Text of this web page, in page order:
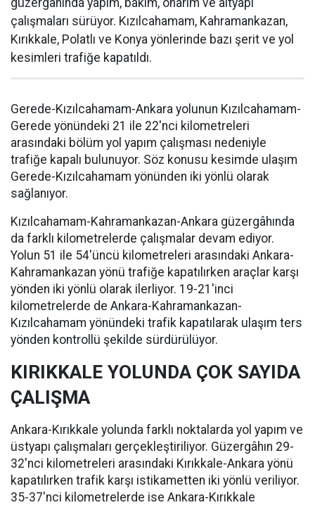
güzergâhında yapım, bakım, onarım ve altyapı
çalışmaları sürüyor. Kızılcahamam, Kahramankazan,
Kırıkkale, Polatlı ve Konya yönlerinde bazı şerit ve yol
kesimleri trafiğe kapatıldı.
Gerede-Kızılcahamam-Ankara yolunun Kızılcahamam-
Gerede yönündeki 21 ile 22'nci kilometreleri
arasındaki bölüm yol yapım çalışması nedeniyle
trafiğe kapalı bulunuyor. Söz konusu kesimde ulaşım
Gerede-Kızılcahamam yönünden iki yönlü olarak
sağlanıyor.
Kızılcahamam-Kahramankazan-Ankara güzergâhında
da farklı kilometrelerde çalışmalar devam ediyor.
Yolun 51 ile 54'üncü kilometreleri arasındaki Ankara-
Kahramankazan yönü trafiğe kapatılırken araçlar karşı
yönden iki yönlü olarak ilerliyor. 19-21'inci
kilometrelerde de Ankara-Kahramankazan-
Kızılcahamam yönündeki trafik kapatılarak ulaşım ters
yönden kontrollü şekilde sürdürülüyor.
KIRIKKALE YOLUNDA ÇOK SAYIDA
ÇALIŞMA
Ankara-Kırıkkale yolunda farklı noktalarda yol yapım ve
üstyapı çalışmaları gerçekleştiriliyor. Güzergâhın 29-
32'nci kilometreleri arasındaki Kırıkkale-Ankara yönü
kapatılırken trafik karşı istikametten iki yönlü veriliyor.
35-37'nci kilometrelerde ise Ankara-Kırıkkale